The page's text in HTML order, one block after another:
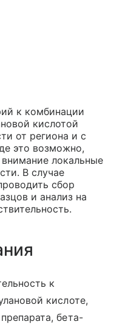
к комбинации
кислотой
от региона и с
это возможно,
локальные
В случае
сбор
и анализ на
к
кислоте,
бета-